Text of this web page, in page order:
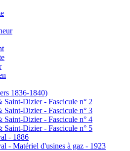
1836-1840)
Saint-Dizier - Fascicule n° 2
Saint-Dizier - Fascicule n° 3
Saint-Dizier - Fascicule n° 4
Saint-Dizier - Fascicule n° 5
- 1886
- Matériel d'usines à gaz - 1923